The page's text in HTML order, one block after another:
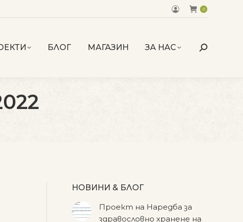
0
БЛОГ МАГАЗИН ЗА НАС Search:
НОВИНИ & БЛОГ
Проект на Наредба за
здравословно хранене на